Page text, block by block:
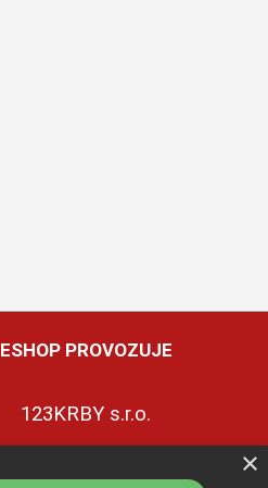
ESHOP PROVOZUJE
123KRBY s.r.o.
×